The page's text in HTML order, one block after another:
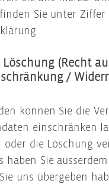
Sie unter Ziffer
(Recht
/
können Sie die
einschränken
die Löschung
haben Sie
uns übergeben